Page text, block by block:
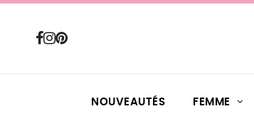
NOUVEAUTÉS FEMME